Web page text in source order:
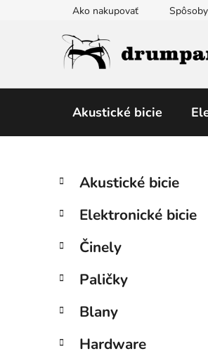
Ako nakupovať
Akustické bicie
B
č
ý
a
n
e
l
Preskočiť
kategórie
K
a
e
ó
i
Akustické bicie
Elektronické bicie
Činely
Paličky
Blany
Hardware